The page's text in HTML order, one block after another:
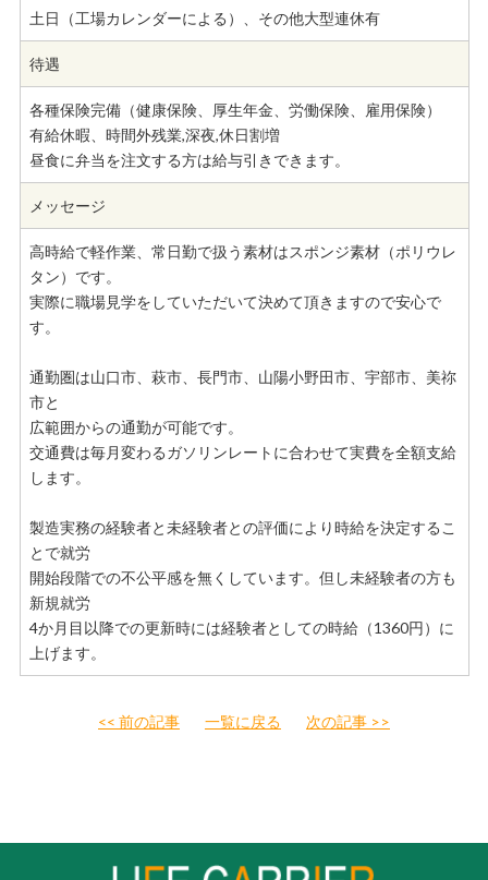
土日（工場カレンダーによる）、その他大型連休有
待遇
各種保険完備（健康保険、厚生年金、労働保険、雇用保険）
有給休暇、時間外残業,深夜,休日割増
昼食に弁当を注文する方は給与引きできます。
メッセージ
高時給で軽作業、常日勤で扱う素材はスポンジ素材（ポリウレ
タン）です。
実際に職場見学をしていただいて決めて頂きますので安心で
す。
通勤圏は山口市、萩市、長門市、山陽小野田市、宇部市、美祢
市と
広範囲からの通勤が可能です。
交通費は毎月変わるガソリンレートに合わせて実費を全額支給
します。
製造実務の経験者と未経験者との評価により時給を決定するこ
とで就労
開始段階での不公平感を無くしています。但し未経験者の方も
新規就労
4か月目以降での更新時には経験者としての時給（1360円）に
上げます。
<< 前の記事 一覧に戻る 次の記事 >>